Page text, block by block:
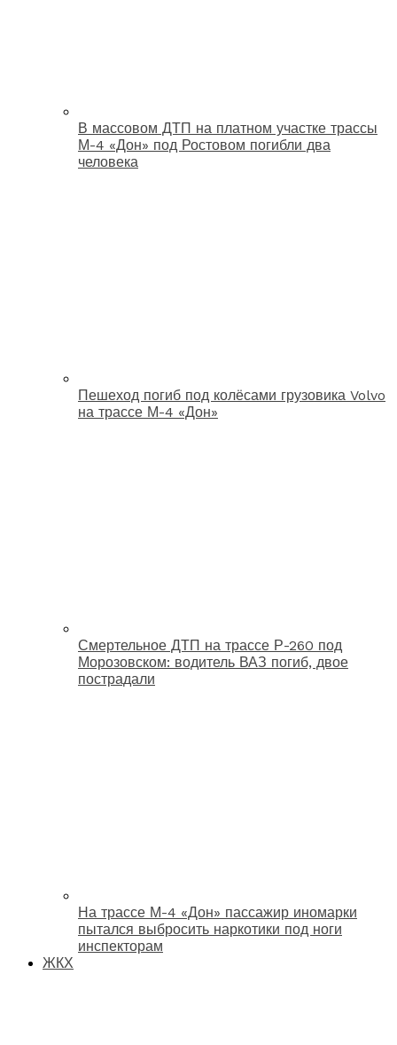
В массовом ДТП на платном участке трассы
М-4 «Дон» под Ростовом погибли два
человека
Пешеход погиб под колёсами грузовика Volvo
на трассе М-4 «Дон»
Смертельное ДТП на трассе Р-260 под
Морозовском: водитель ВАЗ погиб, двое
пострадали
На трассе М-4 «Дон» пассажир иномарки
пытался выбросить наркотики под ноги
инспекторам
ЖКХ